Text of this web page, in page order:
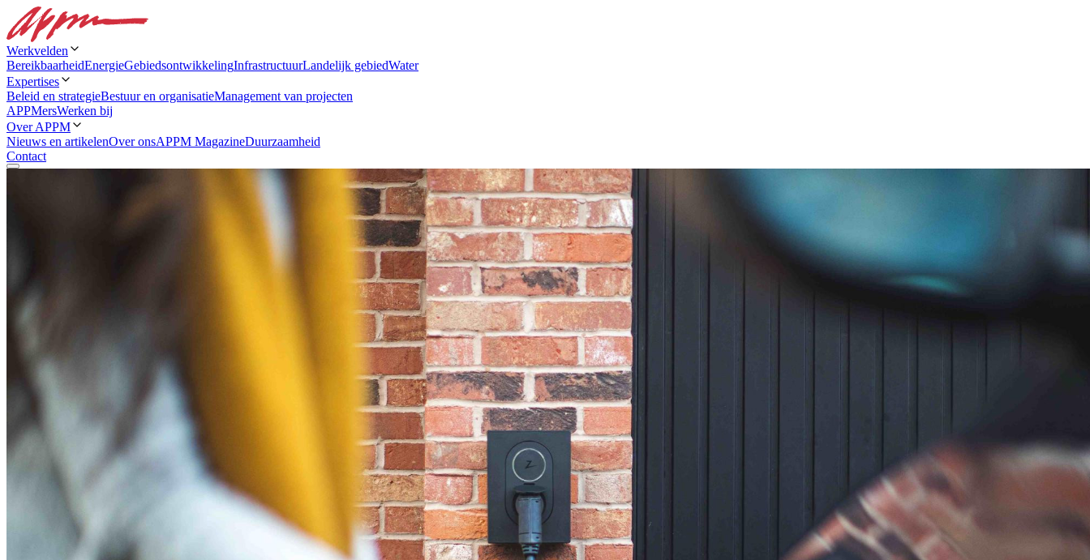
Werkvelden
BereikbaarheidEnergieGebiedsontwikkelingInfrastructuurLandelijk gebiedWater
Expertises
Beleid en strategieBestuur en organisatieManagement van projecten
APPMersWerken bij
Over APPM
Nieuws en artikelenOver onsAPPM MagazineDuurzaamheid
Contact